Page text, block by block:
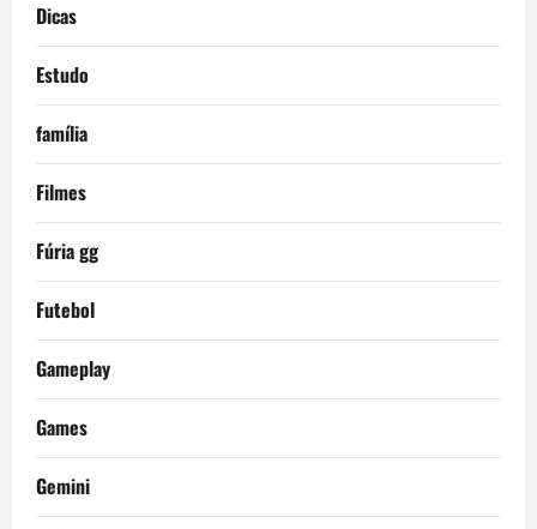
Dicas
Estudo
família
Filmes
Fúria gg
Futebol
Gameplay
Games
Gemini